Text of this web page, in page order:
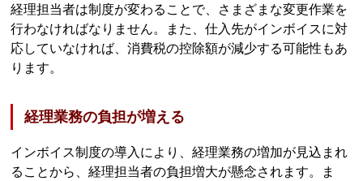
経理担当者は制度が変わることで、さまざまな変更作業を
行わなければなりません。また、仕入先がインボイスに対
応していなければ、消費税の控除額が減少する可能性もあ
ります。
経理業務の負担が増える
インボイス制度の導入により、経理業務の増加が見込まれ
ることから、経理担当者の負担増大が懸念されます。ま